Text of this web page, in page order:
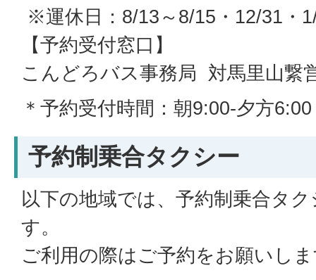
※運休日：8/13～8/15・12/31・
【予約受付窓口】
こんどろバス事務局 対馬里山繋
＊予約受付時間：朝9:00-夕方
予約制乗合タクシー
以下の地域では、予約制乗合タ
す。
ご利用の際はご予約をお願いし